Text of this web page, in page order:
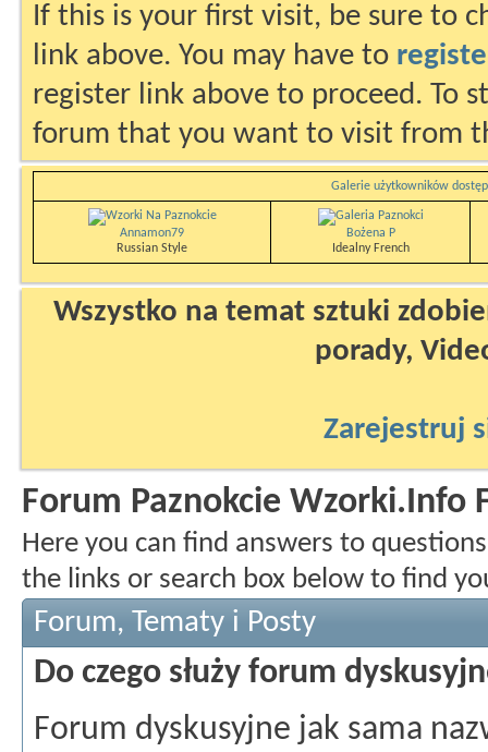
If this is your first visit, be sure to
link above. You may have to
register link above to proceed. To
forum that you want to visit from
Galerie użytkowników
Annamon79
Russian Style
Bożena P
Idealny French
Wszystko na temat sztuki
porady,
Zarejestruj
Forum Paznokcie Wzorki.Info
Here you can find answers to
the links or search box below to find
Forum, Tematy i Posty
Do czego służy forum
Forum dyskusyjne jak sama